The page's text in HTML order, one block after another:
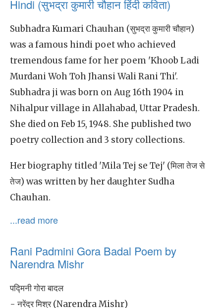
Hindi (सुभद्रा कुमारी चौहान हिंदी कविता)
Subhadra Kumari Chauhan (सुभद्रा कुमारी चौहान)
was a famous hindi poet who achieved
tremendous fame for her poem 'Khoob Ladi
Murdani Woh Toh Jhansi Wali Rani Thi'.
Subhadra ji was born on Aug 16th 1904 in
Nihalpur village in Allahabad, Uttar Pradesh.
She died on Feb 15, 1948. She published two
poetry collection and 3 story collections.
Her biography titled 'Mila Tej se Tej' (मिला तेज से
तेज) was written by her daughter Sudha
Chauhan.
...read more
Rani Padmini Gora Badal Poem by
Narendra Mishr
पद्मिनी गोरा बादल
- नरेंद्र मिश्र (Narendra Mishr)